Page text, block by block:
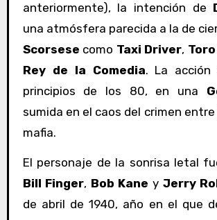
anteriormente), la intención de
una atmósfera parecida a la de
Scorsese como Taxi Driver,
Rey de la Comedia. La acción
principios de los 80, en una
sumida en el caos del crimen
mafia.
El personaje de la sonrisa letal
Bill Finger, Bob Kane y Jerry
de abril de 1940, año en el que